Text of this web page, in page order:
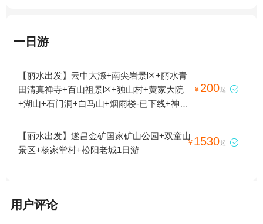
一日游
【丽水出发】云中大漈+南尖岩景区+丽水青
田清真禅寺+百山祖景区+独山村+黄家大院
+湖山+石门洞+白马山+烟雨楼-已下线+神龙
谷+江南畲族风情村+松阳双童积雪+箬寮原
始林+石仓清代民居群+畲乡之窗+古堰画乡
旅游度假区+仙都观+缙云仙都景区+龙泉山
西岩景区+白云瀑+瓯江漂流乐园+举水月山
¥ 200起 
【丽水出发】遂昌金矿国家矿山公园+双童山
景区+杨家堂村+松阳老城1日游
¥ 1530起 
用户评论